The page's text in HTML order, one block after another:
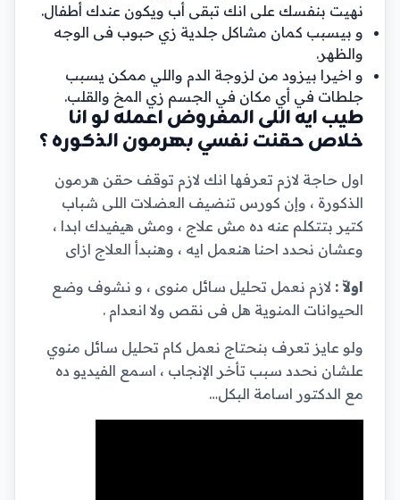
نهيت بنفسك على انك تبقى أب ويكون عندك أطفال.
و بيسبب كمان مشاكل جلدية زي حبوب فى الوجه
والظهر.
و اخيرا بيزود من لزوجة الدم واللي ممكن يسبب
جلطات في أي مكان في الجسم زي المخ والقلب.
طيب ايه اللى المفروض اعمله لو انا
خلاص حقنت نفسي بهرمون الذكوره ؟
اول حاجة لازم تعرفها انك لازم توقف حقن هرمون
الذكورة ، وإن كورس تنضيف العضلات اللى شباب
كتير بتتكلم عنه ده مش علاج ، ومش هيفيدك ابدا ،
وعشان نحدد احنا هنعمل ايه ، وهنبدأ العلاج ازاى
اولاّ : لازم نعمل تحليل سائل منوى ، و نشوف وضع
الحيوانات المنوية هل فى نقص ولا انعدام .
ولو عايز تعرف بنحتاج نعمل كام تحليل سائل منوي
علشان نحدد سبب تأخر الإنجاب ، اسمع الفيديو ده
مع الدكتور اسامة البكل…